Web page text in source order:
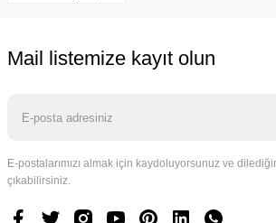
Mail listemize kayıt olun
E-postalarımızı almak için kaydoluyorsunuz ve
çıkabilirsiniz.